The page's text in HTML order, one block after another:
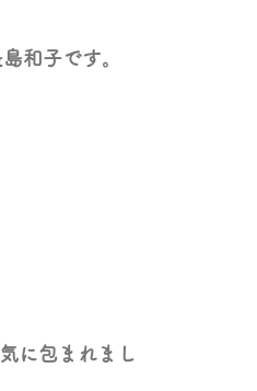
和子です。
に包まれまし